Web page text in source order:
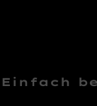
Einfach